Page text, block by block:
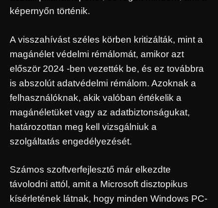
képernyőn történik.
A visszahívást széles körben kritizálták, mint a
magánélet védelmi rémálomát, amikor azt
először 2024 -ben vezették be, és ez továbbra
is abszolút adatvédelmi rémálom. Azoknak a
felhasználóknak, akik valóban értékelik a
magánéletüket vagy az adatbiztonságukat,
határozottan meg kell vizsgálniuk a
szolgáltatás engedélyezését.
Számos szoftverfejlesztő már elkezdte
távolodni attól, amit a Microsoft disztopikus
kísérletének látnak, hogy minden Windows PC-